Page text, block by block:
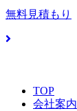
無料見積もり
TOP
会社案内